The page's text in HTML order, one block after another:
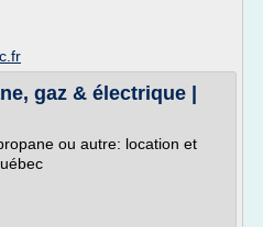
gaz & électrique |
ou autre: location et